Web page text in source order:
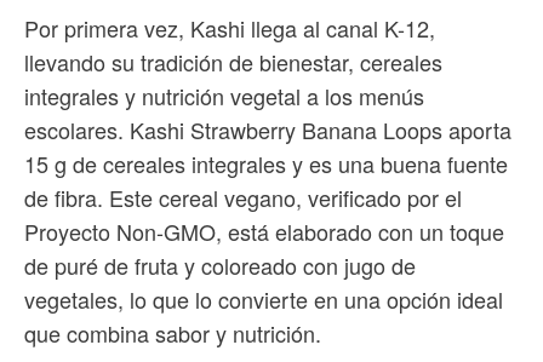
Por primera vez, Kashi llega al canal K-12,
llevando su tradición de bienestar, cereales
integrales y nutrición vegetal a los menús
escolares. Kashi Strawberry Banana Loops aporta
15 g de cereales integrales y es una buena fuente
de fibra. Este cereal vegano, verificado por el
Proyecto Non-GMO, está elaborado con un toque
de puré de fruta y coloreado con jugo de
vegetales, lo que lo convierte en una opción ideal
que combina sabor y nutrición.